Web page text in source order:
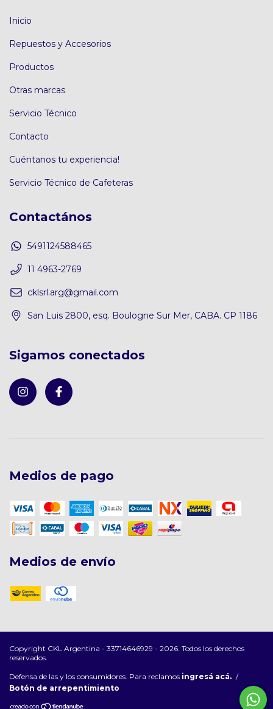
Inicio
Repuestos y Accesorios
Productos
Otras marcas
Servicio Técnico
Contacto
Cuéntanos tu experiencia!
Servicio Técnico de Cafeteras
Contactános
5491124588465
11 4963-2769
cklsrl.arg@gmail.com
San Luis 2800, esq. Boulogne Sur Mer, CABA. CP 1186
Sigamos conectados
Medios de pago
Medios de envío
Copyright CKL Argentina - 33714646929 - 2026. Todos los derechos
reservados.
Defensa de las y los consumidores. Para reclamos ingresá acá. /
Botón de arrepentimiento